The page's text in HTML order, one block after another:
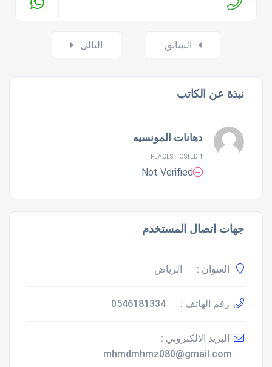
السابق التالي
نبذة عن الكاتب
دهانات المونسيه
1 PLACES HOSTED
Not Verified
جهات اتصال المستخدم
العنوان : الرياض
رقم الهاتف : 0546181334
البريد الالكتروني :
mhmdmhmz080@gmail.com